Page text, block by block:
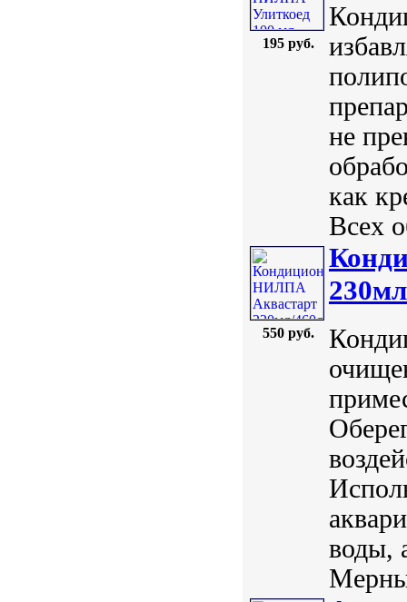
195 руб.
не
как
Всех
550 руб.
воды,